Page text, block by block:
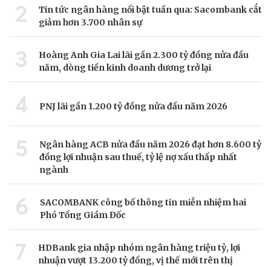
2
Tin tức ngân hàng nổi bật tuần qua: Sacombank cắt
giảm hơn 3.700 nhân sự
3
Hoàng Anh Gia Lai lãi gần 2.300 tỷ đồng nửa đầu
năm, dòng tiền kinh doanh dương trở lại
4 PNJ lãi gần 1.200 tỷ đồng nửa đầu năm 2026
5
Ngân hàng ACB nửa đầu năm 2026 đạt hơn 8.600 tỷ
đồng lợi nhuận sau thuế, tỷ lệ nợ xấu thấp nhất
ngành
6
SACOMBANK công bố thông tin miễn nhiệm hai
Phó Tổng Giám Đốc
7
HDBank gia nhập nhóm ngân hàng triệu tỷ, lợi
nhuận vượt 13.200 tỷ đồng, vị thế mới trên thị